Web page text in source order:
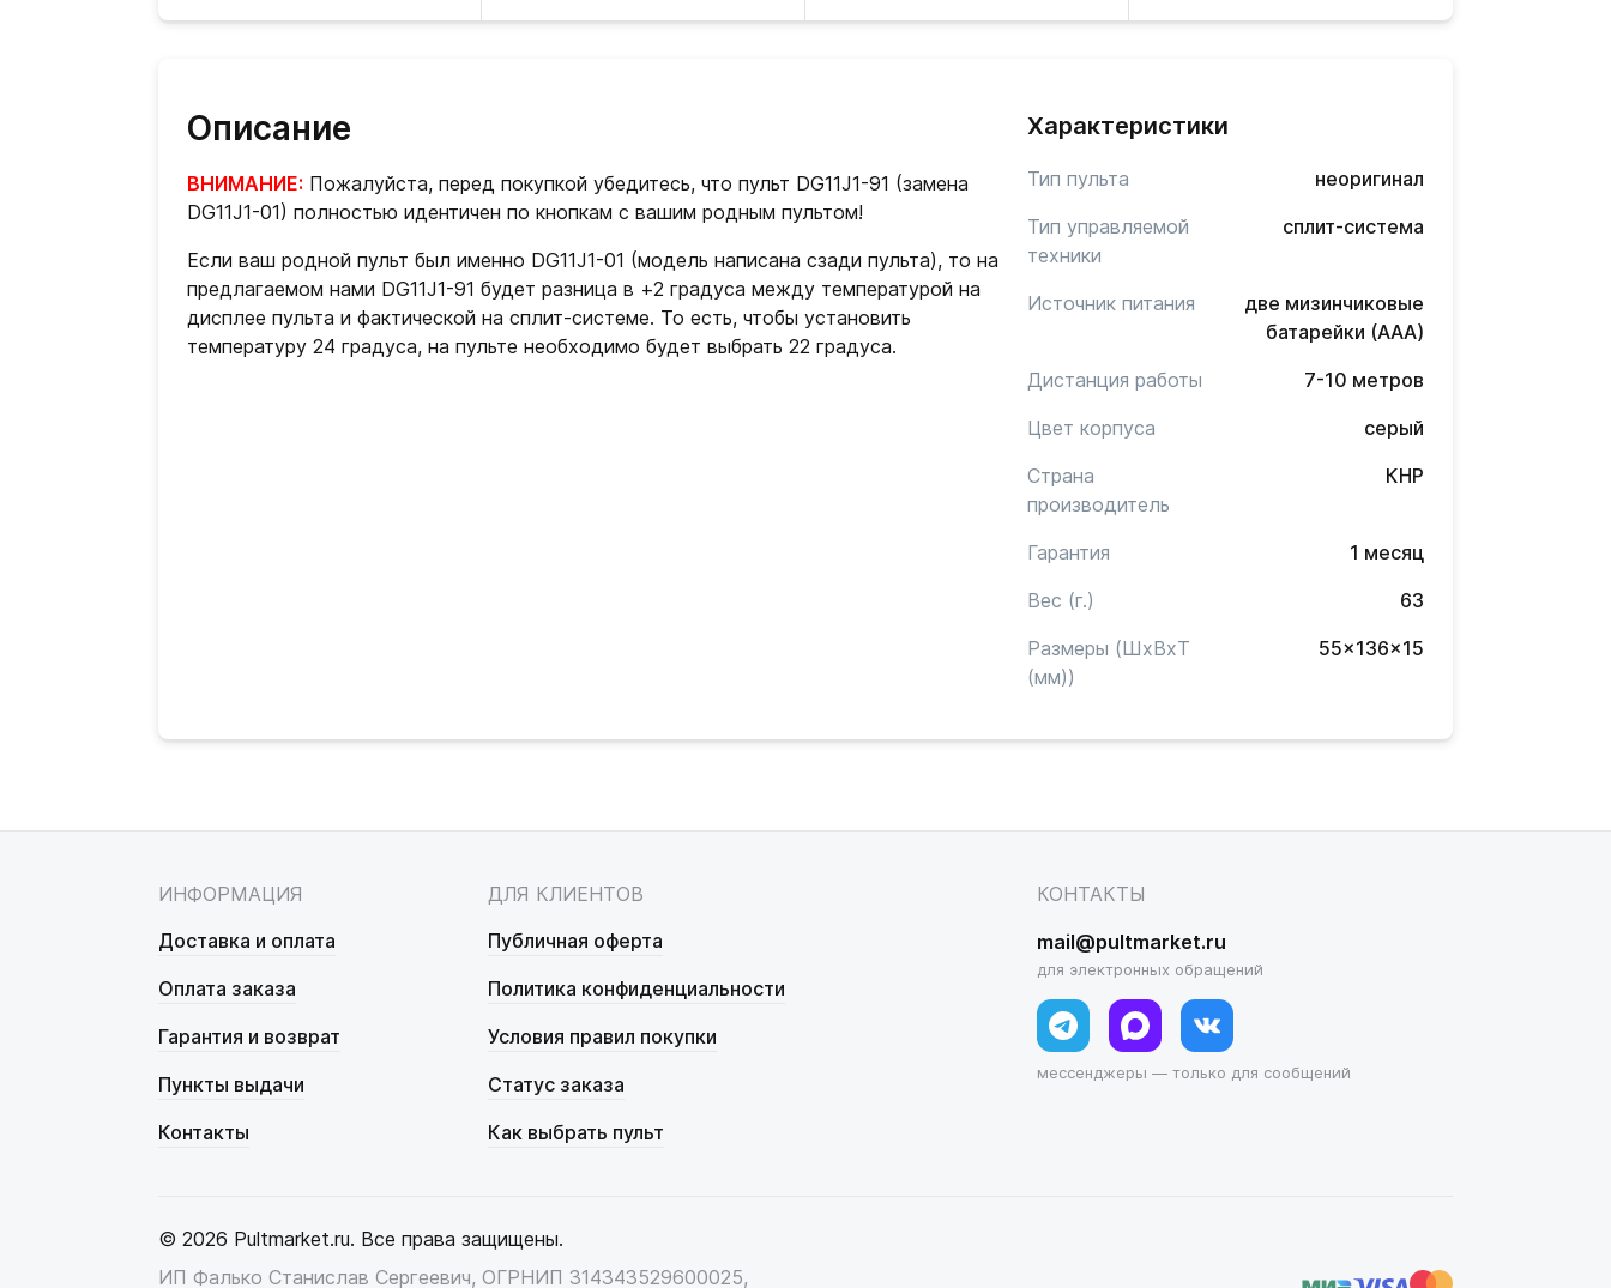
Описание
ВНИМАНИЕ: Пожалуйста, перед покупкой убедитесь, что пульт DG11J1-91 (замена
DG11J1-01) полностью идентичен по кнопкам с вашим родным пультом!
Если ваш родной пульт был именно DG11J1-01 (модель написана сзади пульта), то на
предлагаемом нами DG11J1-91 будет разница в +2 градуса между температурой на
дисплее пульта и фактической на сплит-системе. То есть, чтобы установить
температуру 24 градуса, на пульте необходимо будет выбрать 22 градуса.
Характеристики
Тип пульта
неоригинал
Тип управляемой
техники
сплит-система
Источник питания
две мизинчиковые
батарейки (AAA)
Дистанция работы
7-10 метров
Цвет корпуса
серый
Страна
производитель
КНР
Гарантия
1 месяц
Вес (г.)
63
Размеры (ШxВxТ
(мм))
55x136x15
ИНФОРМАЦИЯ
Доставка и оплата
Оплата заказа
Гарантия и возврат
Пункты выдачи
Контакты
ДЛЯ КЛИЕНТОВ
Публичная оферта
Политика конфиденциальности
Условия правил покупки
Статус заказа
Как выбрать пульт
КОНТАКТЫ
mail@pultmarket.ru
для электронных обращений
мессенджеры — только для сообщений
© 2026 Pultmarket.ru. Все права защищены.
ИП Фалько Станислав Сергеевич, ОГРНИП 314343529600025,